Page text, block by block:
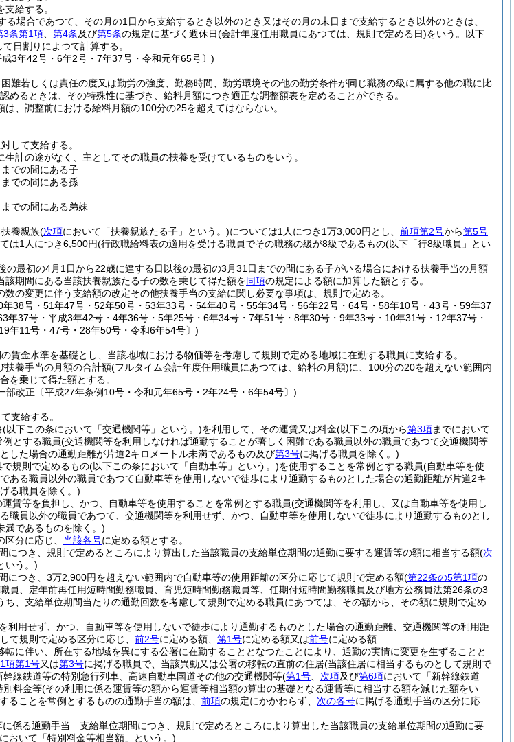
給する。
る場合であつて、その月の1日から支給するとき以外のとき又はその月の末日まで支給するとき以外のときは、
3条第1項 第4条及び第5条の規定に基づく週休日(会計年度任用職員にあつては、規則で定める日)をいう。以下
日割りによつて計算する。
3年42号・6年2号・7年37号・令和元年65号〕)
難若しくは責任の度又は勤労の強度、勤務時間、勤労環境その他の勤労条件が同じ職務の級に属する他の職に比
めるときは、その特殊性に基づき、給料月額につき適正な調整額表を定めることができる。
、調整前における給料月額の100分の25を超えてはならない。
して支給する。
計の途がなく、主としてその職員の扶養を受けているものをいう。
での間にある子
での間にある孫
での間にある弟妹
養親族(次項において「扶養親族たる子」という。)については1人につき1万3,000円とし、 前項第2号から第5号
は1人につき6,500円(行政職給料表の適用を受ける職員でその職務の級が8級であるもの(以下「行8級職員」とい
の最初の4月1日から22歳に達する日以後の最初の3月31日までの間にある子がいる場合における扶養手当の月額
期間にある当該扶養親族たる子の数を乗じて得た額を同項の規定による額に加算した額とする。
の変更に伴う支給額の改定その他扶養手当の支給に関し必要な事項は、規則で定める。
38号・51年47号・52年50号・53年33号・54年40号・55年34号・56年22号・64号・58年10号・43号・59年37
年37号・平成3年42号・4年36号・5年25号・6年34号・7年51号・8年30号・9年33号・10年31号・12年37号・
年11号・47号・28年50号・令和6年54号〕)
賃金水準を基礎とし、当該地域における物価等を考慮して規則で定める地域に在勤する職員に支給する。
扶養手当の月額の合計額(フルタイム会計年度任用職員にあつては、給料の月額)に、100分の20を超えない範囲内
を乗じて得た額とする。
部改正〔平成27年条例10号・令和元年65号・2年24号・6年54号〕)
支給する。
(以下この条において「交通機関等」という。)を利用して、その運賃又は料金(以下この項から第3項までにおいて
とする職員(交通機関等を利用しなければ通勤することが著しく困難である職員以外の職員であつて交通機関等
した場合の通勤距離が片道2キロメートル未満であるもの及び第3号に掲げる職員を除く。)
規則で定めるもの(以下この条において「自動車等」という。)を使用することを常例とする職員(自動車等を使
ある職員以外の職員であつて自動車等を使用しないで徒歩により通勤するものとした場合の通勤距離が片道2キ
る職員を除く。)
賃等を負担し、かつ、自動車等を使用することを常例とする職員(交通機関等を利用し、又は自動車等を使用し
職員以外の職員であつて、交通機関等を利用せず、かつ、自動車等を使用しないで徒歩により通勤するものとし
満であるものを除く。)
分に応じ、 当該各号に定める額とする。
つき、規則で定めるところにより算出した当該職員の支給単位期間の通勤に要する運賃等の額に相当する額(次
いう。)
つき、3万2,900円を超えない範囲内で自動車等の使用距離の区分に応じて規則で定める額(第22条の5第1項の
員、定年前再任用短時間勤務職員、育児短時間勤務職員等、任期付短時間勤務職員及び地方公務員法第26条の3
、支給単位期間当たりの通勤回数を考慮して規則で定める職員にあつては、その額から、その額に規則で定め
用せず、かつ、自動車等を使用しないで徒歩により通勤するものとした場合の通勤距離、交通機関等の利用距
て規則で定める区分に応じ、 前2号に定める額、 第1号に定める額又は前号に定める額
に伴い、所在する地域を異にする公署に在勤することとなつたことにより、通勤の実情に変更を生ずることと
項第1号又は第3号に掲げる職員で、当該異動又は公署の移転の直前の住居(当該住居に相当するものとして規則で
線鉄道等の特別急行列車、高速自動車国道その他の交通機関等(第1号 次項及び第6項において「新幹線鉄道
別料金等(その利用に係る運賃等の額から運賃等相当額の算出の基礎となる運賃等に相当する額を減じた額をい
ることを常例とするものの通勤手当の額は、 前項の規定にかかわらず、 次の各号に掲げる通勤手当の区分に応
係る通勤手当 支給単位期間につき、規則で定めるところにより算出した当該職員の支給単位期間の通勤に要
において「特別料金等相当額」という。)